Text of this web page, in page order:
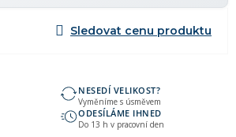
NESEDÍ VELIKOST?
Vyměníme s úsměvem
ODESÍLÁME IHNED
Do 13 h v pracovní den